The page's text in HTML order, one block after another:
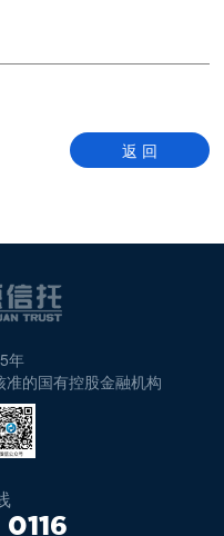
返 回
年
的国有控股金融机构